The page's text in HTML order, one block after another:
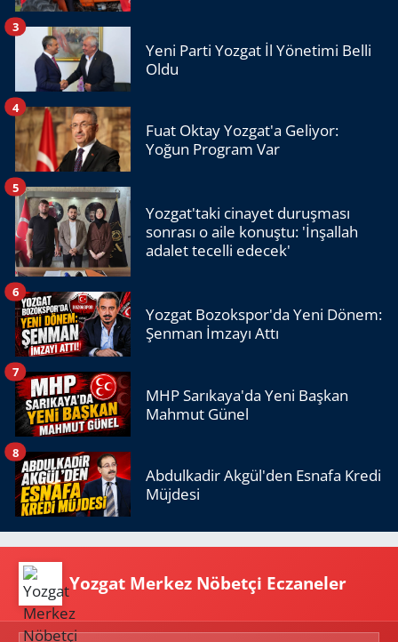
Yeni Parti Yozgat İl Yönetimi Belli
Oldu
3
Fuat Oktay Yozgat'a Geliyor:
Yoğun Program Var
4
Yozgat'taki cinayet duruşması
sonrası o aile konuştu: 'İnşallah
adalet tecelli edecek'
5
Yozgat Bozokspor'da Yeni Dönem:
Şenman İmzayı Attı
6
MHP Sarıkaya'da Yeni Başkan
Mahmut Günel
7
Abdulkadir Akgül'den Esnafa Kredi
Müjdesi
8
Yozgat Merkez Nöbetçi Eczaneler